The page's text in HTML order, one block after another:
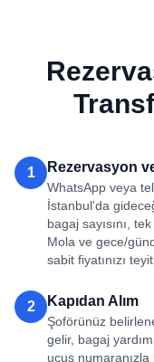
1 Rezervasyon
WhatsApp veya
İstanbul'da
bagaj sayısını,
Mola ve gece/
sabit fiyatınızı
2 Kapıdan Alım
Şoförünüz
gelir, bagaj
uçuş numaranızla